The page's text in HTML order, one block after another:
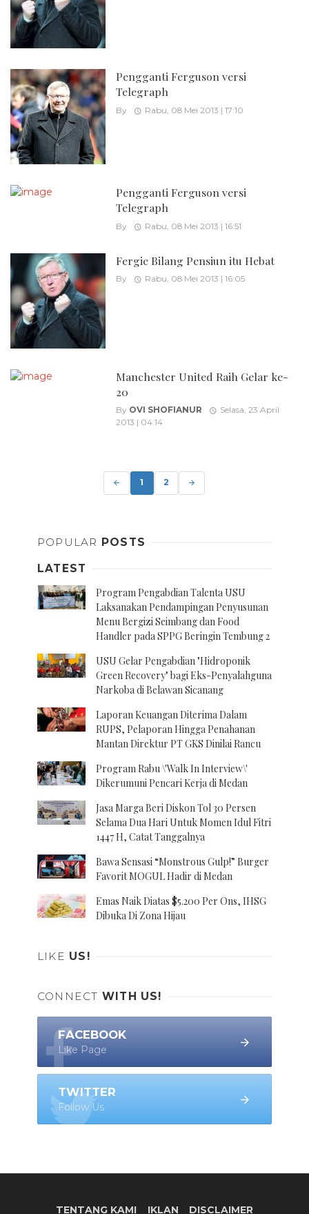
Pengganti Ferguson versi
Telegraph
By Rabu, 08 Mei 2013 | 17:10
Pengganti Ferguson versi
Telegraph
By Rabu, 08 Mei 2013 | 16:51
Fergie Bilang Pensiun itu Hebat
By Rabu, 08 Mei 2013 | 16:05
Manchester United Raih Gelar ke-
20
By OVI SHOFIANUR
Selasa, 23 April
2013 | 04:14
1 2
POPULAR POSTS
LATEST
Program Pengabdian Talenta USU
Laksanakan Pendampingan Penyusunan
Menu Bergizi Seimbang dan Food
Handler pada SPPG Beringin Tembung 2
USU Gelar Pengabdian "Hidroponik
Green Recovery" bagi Eks-Penyalahguna
Narkoba di Belawan Sicanang
Laporan Keuangan Diterima Dalam
RUPS, Pelaporan Hingga Penahanan
Mantan Direktur PT GKS Dinilai Rancu
Program Rabu \'Walk In Interview\'
Dikerumuni Pencari Kerja di Medan
Jasa Marga Beri Diskon Tol 30 Persen
Selama Dua Hari Untuk Momen Idul Fitri
1447 H, Catat Tanggalnya
Bawa Sensasi “Monstrous Gulp!” Burger
Favorit MOGUL Hadir di Medan
Emas Naik Diatas $5.200 Per Ons, IHSG
Dibuka Di Zona Hijau
LIKE US!
CONNECT WITH US!
FACEBOOK
Like Page
TWITTER
Follow Us
TENTANG KAMI IKLAN DISCLAIMER